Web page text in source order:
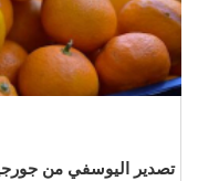
تصدير اليوسفي من